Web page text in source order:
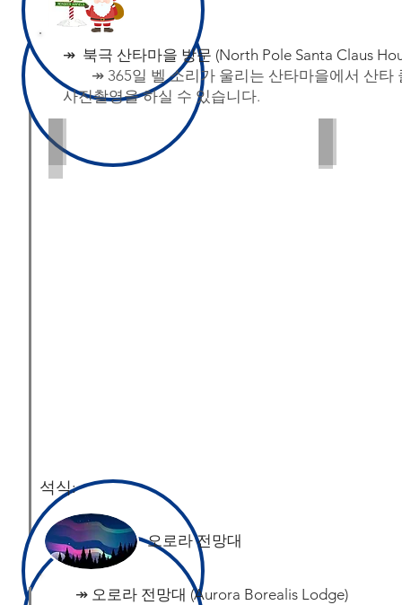
↠
북극 산타마을 방문 (North Pole Santa Claus
↠ 365일 벨 소리가 울리는 산타마을에서 산
사진촬영을 하실 수 있습니다.
Jade
석식:
오로라 전망대
↠ ​오로라 전망대 (Aurora Borealis Lodge)